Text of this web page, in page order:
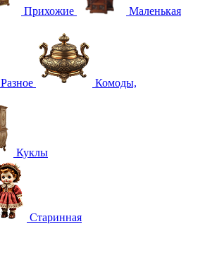
Прихожие
Маленькая
Разное
Комоды,
Куклы
Старинная